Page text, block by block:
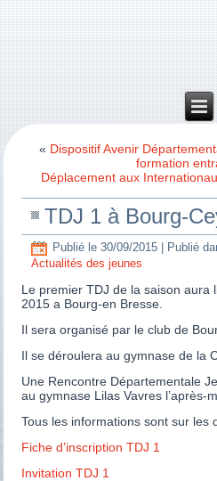
« Dispositif Avenir
formation
Déplacement aux
TDJ 1 à Bourg-
Publié le 30/09/2015 Publié
Actualités des jeunes
Le premier TDJ de la saison aura
2015 a Bourg-en Bresse.
Il sera organisé par le club de
Il se déroulera au gymnase de la
Une Rencontre Départementale
au gymnase Lilas Vavres l’après-
Tous les informations sont sur les
Fiche d’inscription TDJ 1
Invitation TDJ 1